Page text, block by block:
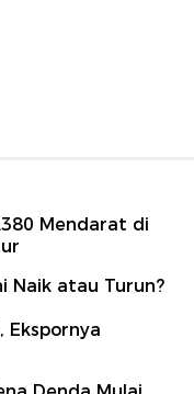
Mendarat di
Naik atau Turun?
Ekspornya